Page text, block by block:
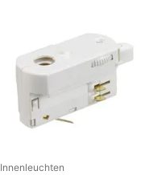
Innenleuchten